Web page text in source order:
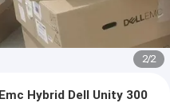
1
/
2
Emc Hybrid Dell Unity 300 التخزين الموحد 9x4t